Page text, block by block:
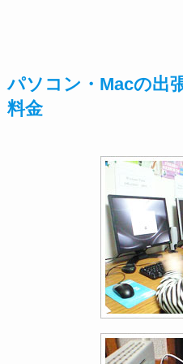
パソコン・Macの出
料金